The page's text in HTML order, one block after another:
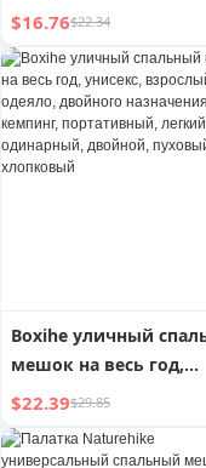
портативный
мешок для взрослых
$16.76$22.34
Boxihe уличный
мешок на весь год,
унисекс, взрослый,
одеяло, двойного
назначения, кемпинг,
$22.39$29.85